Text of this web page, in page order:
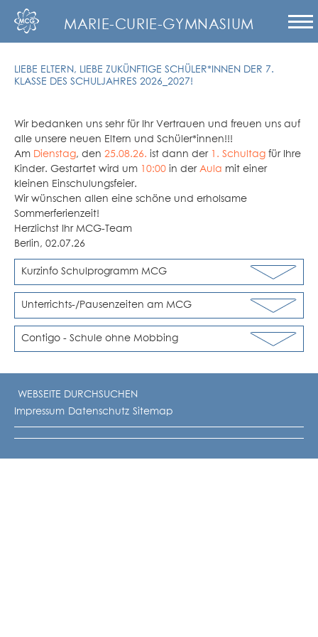
MARIE-CURIE-GYMNASIUM
LIEBE ELTERN, LIEBE ZUKÜNFTIGE SCHÜLER*INNEN DER 7.
KLASSE DES SCHULJAHRES 2026_2027!
Wir bedanken uns sehr für Ihr Vertrauen und freuen uns auf
alle unsere neuen Eltern und Schüler*innen!!!
Am Dienstag, den 25.08.26. ist dann der 1. Schultag für Ihre
Kinder. Gestartet wird um
10:00 in der Aula mit einer
kleinen Einschulungsfeier.
Wir wünschen allen eine schöne und erholsame
Sommerferienzeit!
Herzlichst Ihr MCG-Team
Berlin, 02.07.26
Kurzinfo Schulprogramm MCG
Unterrichts-/Pausenzeiten am MCG
Contigo - Schule ohne Mobbing
Impressum Datenschutz Sitemap